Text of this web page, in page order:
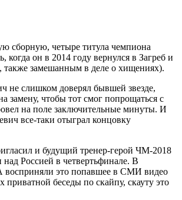
сборную, четыре титула чемпиона
он в 2014 году вернулся в Загреб и
замешанным в деле о хищениях).
не слишком доверял бывшей звезде,
замену, чтобы тот смог попрощаться с
на поле заключительные минуты. И
все-таки отыграл концовку
и будущий тренер-герой ЧМ-2018
Россией в четвертьфинале. В
это попавшее в СМИ видео
беседы по скайпу, скауту это